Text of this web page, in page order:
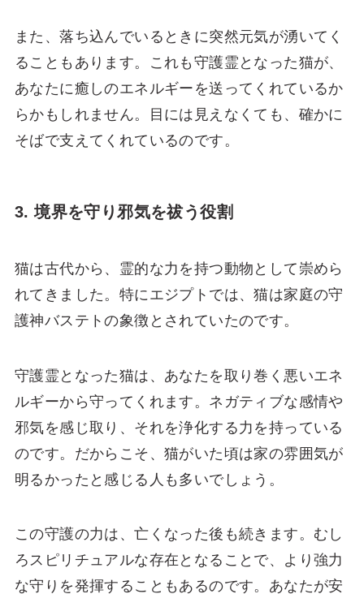
また、落ち込んでいるときに突然元気が湧いてく
ることもあります。これも守護霊となった猫が、
あなたに癒しのエネルギーを送ってくれているか
らかもしれません。目には見えなくても、確かに
そばで支えてくれているのです。
3. 境界を守り邪気を祓う役割
猫は古代から、霊的な力を持つ動物として崇めら
れてきました。特にエジプトでは、猫は家庭の守
護神バステトの象徴とされていたのです。
守護霊となった猫は、あなたを取り巻く悪いエネ
ルギーから守ってくれます。ネガティブな感情や
邪気を感じ取り、それを浄化する力を持っている
のです。だからこそ、猫がいた頃は家の雰囲気が
明るかったと感じる人も多いでしょう。
この守護の力は、亡くなった後も続きます。むし
ろスピリチュアルな存在となることで、より強力
な守りを発揮することもあるのです。あなたが安